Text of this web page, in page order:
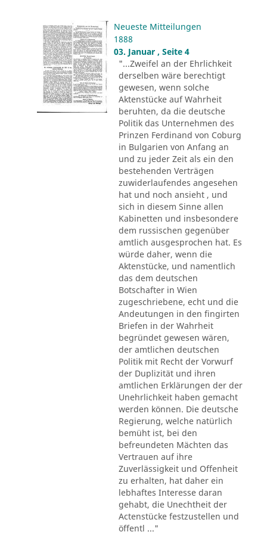
Neueste Mitteilungen
1888
03. Januar , Seite 4
"...Zweifel an der Ehrlichkeit
derselben wäre berechtigt
gewesen, wenn solche
Aktenstücke auf Wahrheit
beruhten, da die deutsche
Politik das Unternehmen des
Prinzen Ferdinand von Coburg
in Bulgarien von Anfang an
und zu jeder Zeit als ein den
bestehenden Verträgen
zuwiderlaufendes angesehen
hat und noch ansieht , und
sich in diesem Sinne allen
Kabinetten und insbesondere
dem russischen gegenüber
amtlich ausgesprochen hat. Es
würde daher, wenn die
Aktenstücke, und namentlich
das dem deutschen
Botschafter in Wien
zugeschriebene, echt und die
Andeutungen in den fingirten
Briefen in der Wahrheit
begründet gewesen wären,
der amtlichen deutschen
Politik mit Recht der Vorwurf
der Duplizität und ihren
amtlichen Erklärungen der der
Unehrlichkeit haben gemacht
werden können. Die deutsche
Regierung, welche natürlich
bemüht ist, bei den
befreundeten Mächten das
Vertrauen auf ihre
Zuverlässigkeit und Offenheit
zu erhalten, hat daher ein
lebhaftes Interesse daran
gehabt, die Unechtheit der
Actenstücke festzustellen und
öffentl ..."